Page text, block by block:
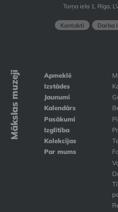
Torņa iela 1, Rīga,
Kontakti Darba
Mākslas muzeji
Apmeklē
Izstādes
Jaunumi
Kalendārs
Pasākumi
Izglītība
Kolekcijas
Par mums